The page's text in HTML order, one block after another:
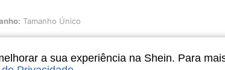
ÚnicoTamanho Único
a sua experiência na Shein. Para